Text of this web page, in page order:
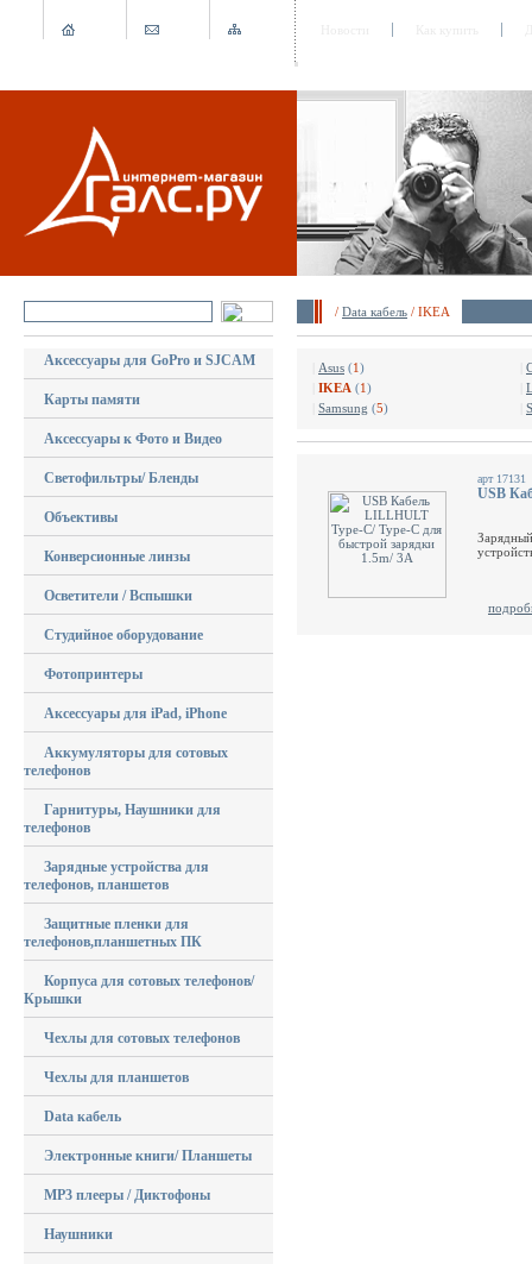
/ Data кабель / IKEA
Аксессуары для GoPro и SJCAM
Карты памяти
Аксессуары к Фото и Видео
Светофильтры/ Бленды
Объективы
Конверсионные линзы
Осветители / Вспышки
Студийное оборудование
Фотопринтеры
Аксессуары для iPad, iPhone
Аккумуляторы для сотовых
телефонов
Гарнитуры, Наушники для
телефонов
Зарядные устройства для
телефонов, планшетов
Защитные пленки для
телефонов,планшетных ПК
Корпуса для сотовых телефонов/
Крышки
Чехлы для сотовых телефонов
Чехлы для планшетов
Data кабель
Электронные книги/ Планшеты
MP3 плееры / Диктофоны
Наушники
Asus (1)
IKEA (1)
Samsung (5)
арт 17131
USB